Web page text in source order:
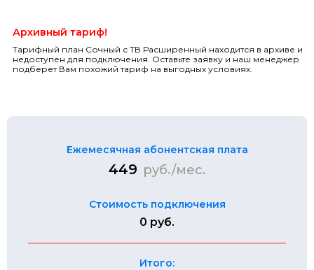
Архивный тариф!
Тарифный план Сочный с ТВ Расширенный находится в архиве и
недоступен для подключения. Оставьте заявку и наш менеджер
подберет Вам похожий тариф на выгодных условиях.
Ежемесячная абонентская плата
449 руб./мес.
Стоимость подключения
0 руб.
Итого: